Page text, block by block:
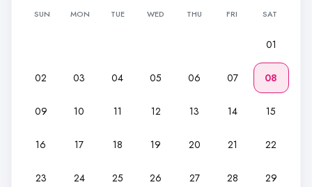
SUN MON TUE WED THU FRI SAT
01
02 03 04 05 06 07 08
09 10 11 12 13 14 15
16 17 18 19 20 21 22
23 24 25 26 27 28 29